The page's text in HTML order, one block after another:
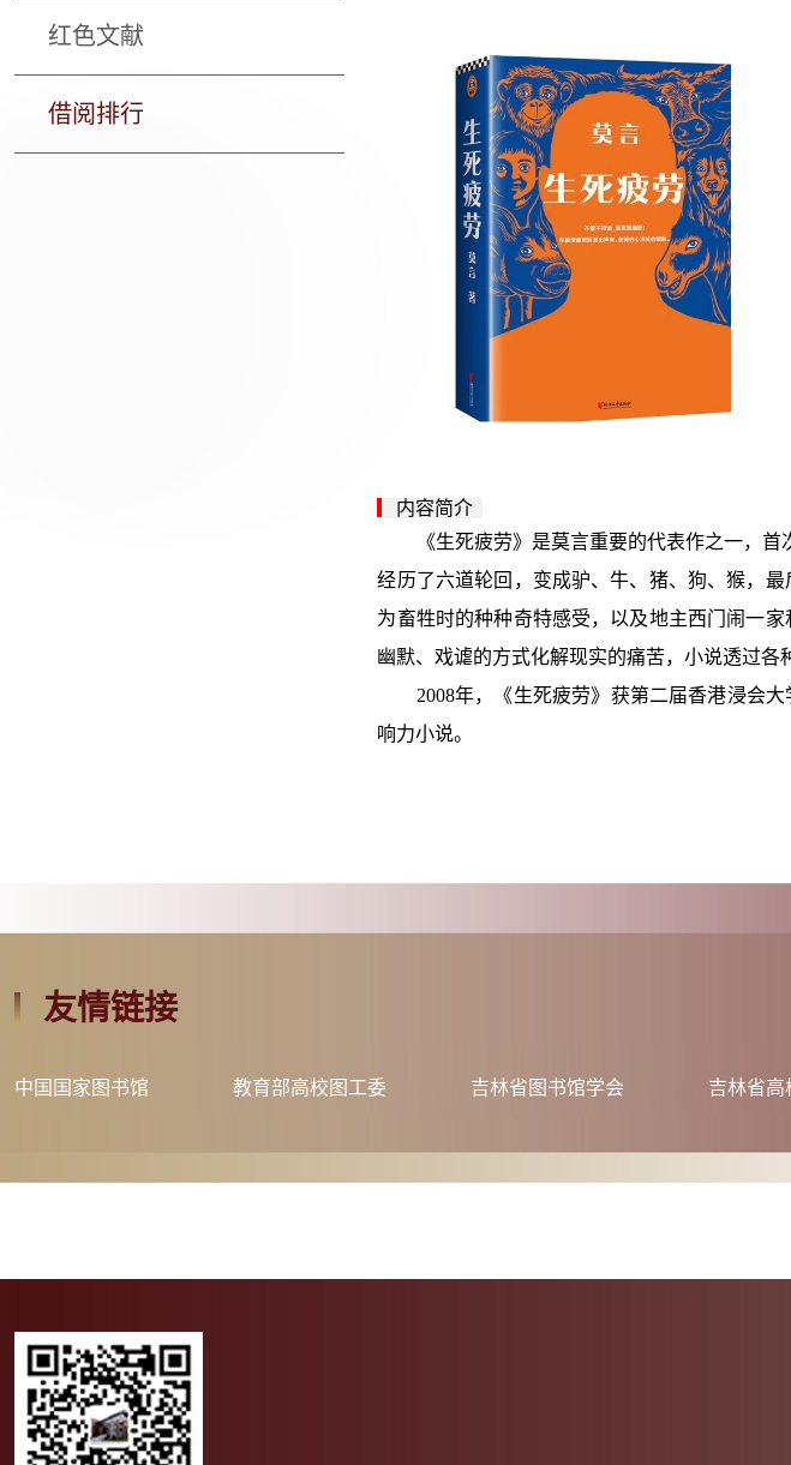
红色文献
借阅排行
内容简介
《生死疲劳》是莫言重要的代表作之一，首
经历了六道轮回，变成驴、牛、猪、狗、猴，
为畜牲时的种种奇特感受，以及地主西门闹一
幽默、戏谑的方式化解现实的痛苦，小说透过
2008年，《生死疲劳》获第二届香港浸会大
响力小说。
友情链接
中国国家图书馆 教育部高校图工委 吉林省图书馆学会 吉林省高